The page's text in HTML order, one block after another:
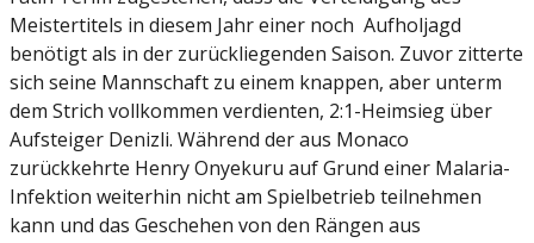
Meistertitels in diesem Jahr einer noch Aufholjagd
benötigt als in der zurückliegenden Saison. Zuvor zitterte
sich seine Mannschaft zu einem knappen, aber unterm
dem Strich vollkommen verdienten, 2:1-Heimsieg über
Aufsteiger Denizli. Während der aus Monaco
zurückkehrte Henry Onyekuru auf Grund einer Malaria-
Infektion weiterhin nicht am Spielbetrieb teilnehmen
kann und das Geschehen von den Rängen aus